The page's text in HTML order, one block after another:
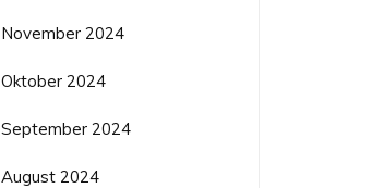
November 2024
Oktober 2024
September 2024
August 2024